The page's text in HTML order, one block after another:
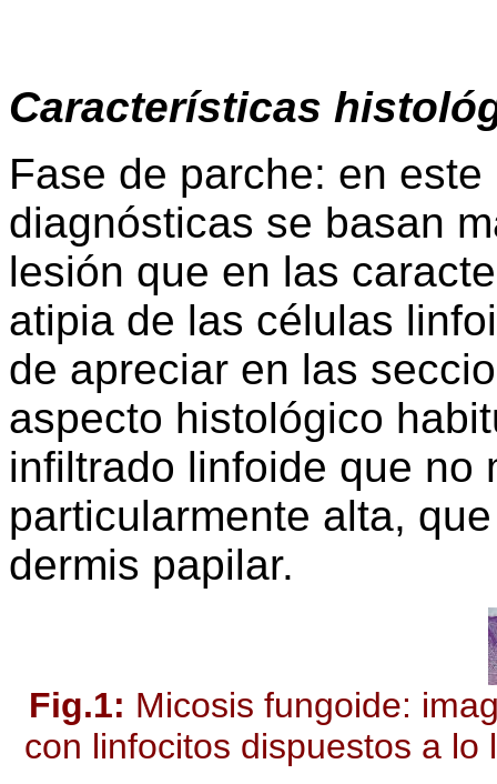
Características
Fase de parche: en
diagnósticas se basan
lesión que en las
atipia de las células
de apreciar en las
aspecto histológico
infiltrado linfoide que no
particularmente alta,
dermis papilar.
Fig.1: Micosis fungoide:
con linfocitos dispuestos a